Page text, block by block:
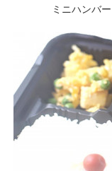
ミニハンバ